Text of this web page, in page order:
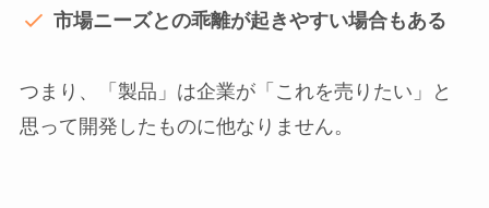
市場ニーズとの乖離が起きやすい場合もある
つまり、「製品」は企業が「これを売りたい」と
思って開発したものに他なりません。